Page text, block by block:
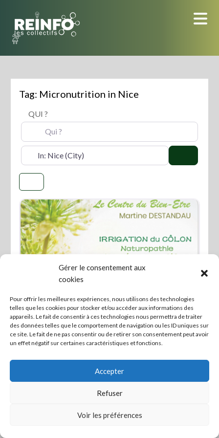
Gérer le consentement aux
cookies
Pour offrir les meilleures expériences, nous utilisons des technologies
telles que les cookies pour stocker et/ou accéder aux informations des
appareils. Le fait de consentir à ces technologies nous permettra de traiter
des données telles que le comportement de navigation ou les ID uniques sur
ce site. Le fait de ne pas consentir ou de retirer son consentement peut avoir
un effet négatif sur certaines caractéristiques et fonctions.
Accepter
Refuser
Voir les préférences
content
Tag: Micronutrition in Nice
QUI ?
OÙ ?
Naturopathe
Mettre en lien ceux qui veulent agir ! -